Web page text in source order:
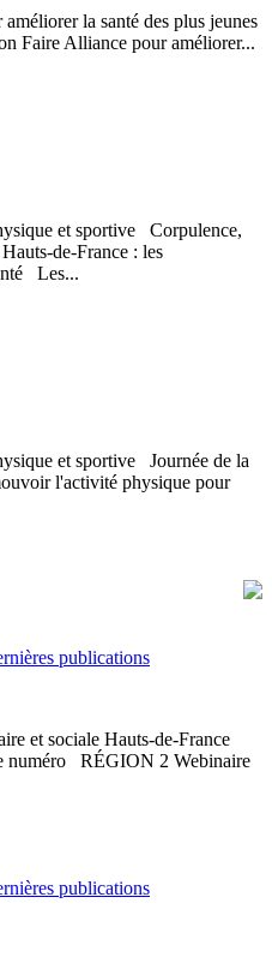
la santé des plus jeunes
Faire Alliance pour améliorer...
et sportive Corpulence,
de-France : les
Les...
et sportive Journée de la
l'activité physique pour
publications
et sociale Hauts-de-France
numéro RÉGION 2 Webinaire
publications